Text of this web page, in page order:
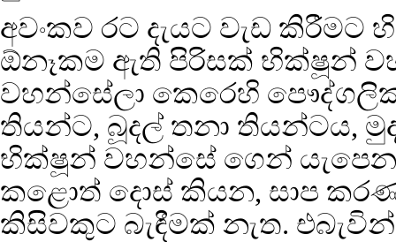
අවංකව රට දැයට වැඩ
ඕනෑකම ඇති පිරිසක් භික්ෂූන්
වහන්සේලා කෙරෙහි
තියන්ට, බූදල් තනා තියන්ටය,
භික්ෂූන් වහන්සේ ගෙන්
කළොත් දොස් කියන, සාප කරණ
කිසිවකුට බැඳීමක් නැත.